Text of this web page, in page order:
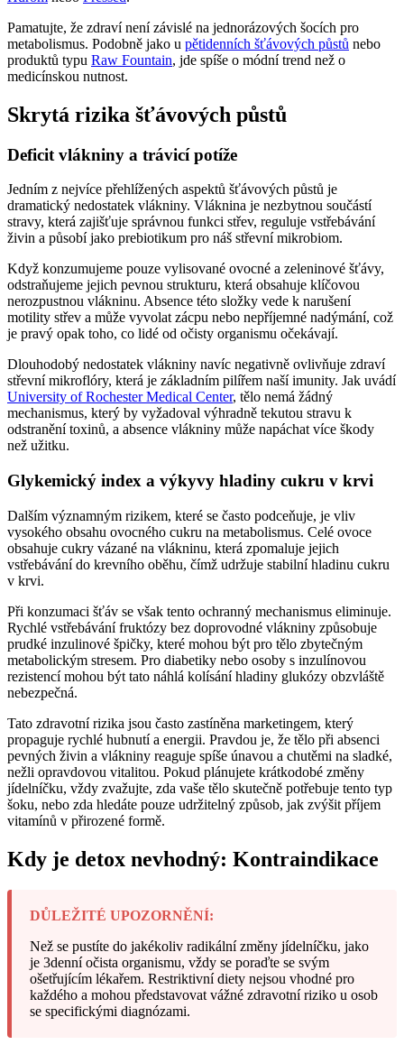
Pamatujte, že zdraví není závislé na jednorázových šocích pro
metabolismus. Podobně jako u pětidenních šťávových půstů nebo
produktů typu Raw Fountain, jde spíše o módní trend než o
medicínskou nutnost.
Skrytá rizika šťávových půstů
Deficit vlákniny a trávicí potíže
Jedním z nejvíce přehlížených aspektů šťávových půstů je
dramatický nedostatek vlákniny. Vláknina je nezbytnou součástí
stravy, která zajišťuje správnou funkci střev, reguluje vstřebávání
živin a působí jako prebiotikum pro náš střevní mikrobiom.
Když konzumujeme pouze vylisované ovocné a zeleninové šťávy,
odstraňujeme jejich pevnou strukturu, která obsahuje klíčovou
nerozpustnou vlákninu. Absence této složky vede k narušení
motility střev a může vyvolat zácpu nebo nepříjemné nadýmání, což
je pravý opak toho, co lidé od očisty organismu očekávají.
Dlouhodobý nedostatek vlákniny navíc negativně ovlivňuje zdraví
střevní mikroflóry, která je základním pilířem naší imunity. Jak uvádí
University of Rochester Medical Center, tělo nemá žádný
mechanismus, který by vyžadoval výhradně tekutou stravu k
odstranění toxinů, a absence vlákniny může napáchat více škody
než užitku.
Glykemický index a výkyvy hladiny cukru v krvi
Dalším významným rizikem, které se často podceňuje, je vliv
vysokého obsahu ovocného cukru na metabolismus. Celé ovoce
obsahuje cukry vázané na vlákninu, která zpomaluje jejich
vstřebávání do krevního oběhu, čímž udržuje stabilní hladinu cukru
v krvi.
Při konzumaci šťáv se však tento ochranný mechanismus eliminuje.
Rychlé vstřebávání fruktózy bez doprovodné vlákniny způsobuje
prudké inzulinové špičky, které mohou být pro tělo zbytečným
metabolickým stresem. Pro diabetiky nebo osoby s inzulínovou
rezistencí mohou být tato náhlá kolísání hladiny glukózy obzvláště
nebezpečná.
Tato zdravotní rizika jsou často zastíněna marketingem, který
propaguje rychlé hubnutí a energii. Pravdou je, že tělo při absenci
pevných živin a vlákniny reaguje spíše únavou a chutěmi na sladké,
nežli opravdovou vitalitou. Pokud plánujete krátkodobé změny
jídelníčku, vždy zvažujte, zda vaše tělo skutečně potřebuje tento typ
šoku, nebo zda hledáte pouze udržitelný způsob, jak zvýšit příjem
vitamínů v přirozené formě.
Kdy je detox nevhodný: Kontraindikace
DŮLEŽITÉ UPOZORNĚNÍ:
Než se pustíte do jakékoliv radikální změny jídelníčku, jako
je 3denní očista organismu, vždy se poraďte se svým
ošetřujícím lékařem. Restriktivní diety nejsou vhodné pro
každého a mohou představovat vážné zdravotní riziko u osob
se specifickými diagnózami.